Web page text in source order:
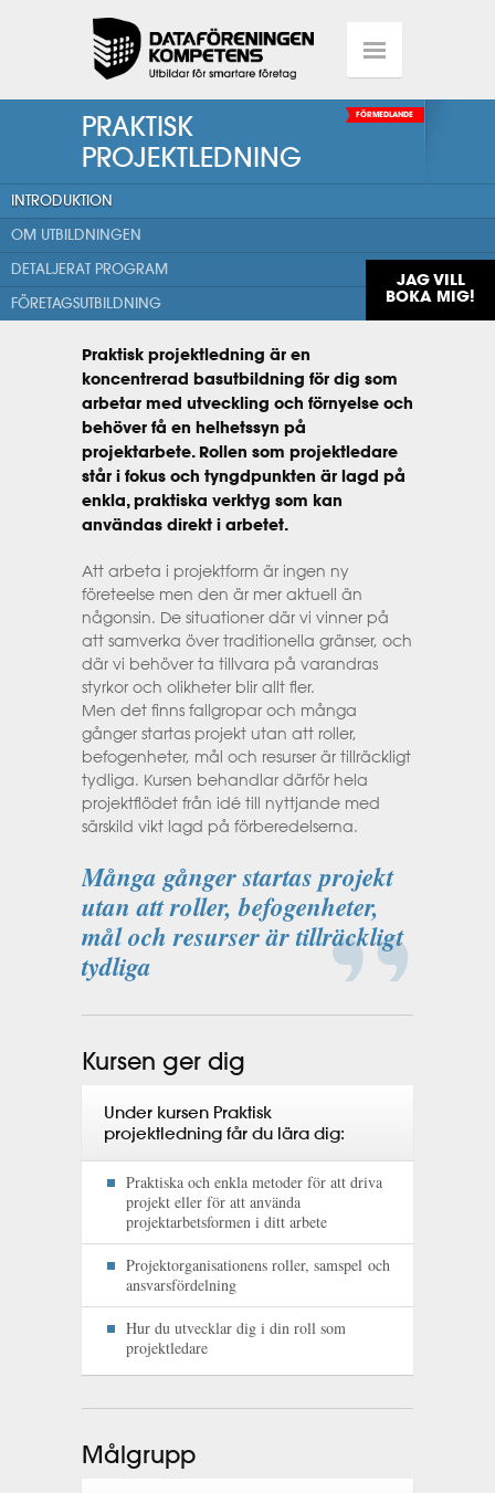
PRAKTISK
PROJEKTLEDNING
FÖRMEDLANDE
INTRODUKTION
OM UTBILDNINGEN
DETALJERAT PROGRAM
FÖRETAGSUTBILDNING
JAG VILL
BOKA MIG!
Praktisk projektledning är en
koncentrerad basutbildning för dig som
arbetar med utveckling och förnyelse och
behöver få en helhetssyn på
projektarbete. Rollen som projektledare
står i fokus och tyngdpunkten är lagd på
enkla, praktiska verktyg som kan
användas direkt i arbetet.
Att arbeta i projektform är ingen ny
företeelse men den är mer aktuell än
någonsin. De situationer där vi vinner på
att samverka över traditionella gränser, och
där vi behöver ta tillvara på varandras
styrkor och olikheter blir allt fler.
Men det finns fallgropar och många
gånger startas projekt utan att roller,
befogenheter, mål och resurser är tillräckligt
tydliga. Kursen behandlar därför hela
projektflödet från idé till nyttjande med
särskild vikt lagd på förberedelserna.
Många gånger startas projekt
utan att roller, befogenheter,
mål och resurser är tillräckligt
tydliga
Kursen ger dig
Under kursen Praktisk
projektledning får du lära dig:
Praktiska och enkla metoder för att driva
projekt eller för att använda
projektarbetsformen i ditt arbete
Projektorganisationens roller, samspel och
ansvarsfördelning
Hur du utvecklar dig i din roll som
projektledare
Målgrupp